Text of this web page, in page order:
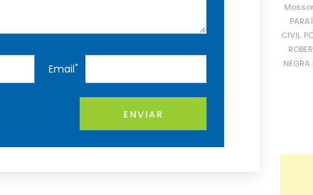
Email*
ENVIAR
CIVIL
NEGRA